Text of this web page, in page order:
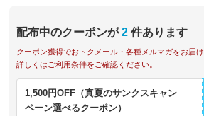
配布中のクーポンが 2 件あります
クーポン獲得でおトクメール・各種メルマガをお届
詳しくはご利用条件をご確認ください。
1,500円OFF（真夏のサンクスキャン
ペーン選べるクーポン）